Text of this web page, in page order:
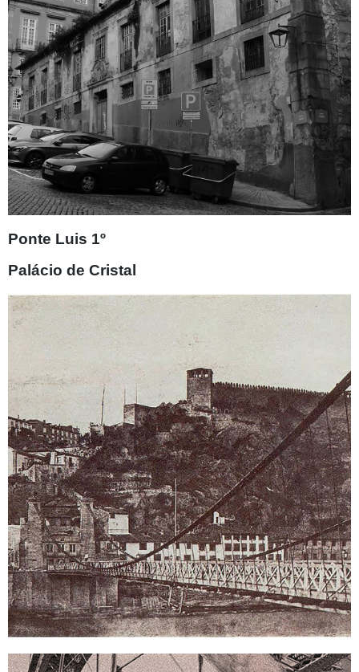
Ponte Luis 1º
Palácio de Cristal